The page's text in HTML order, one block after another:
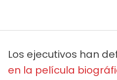
Los ejecutivos han
en la película